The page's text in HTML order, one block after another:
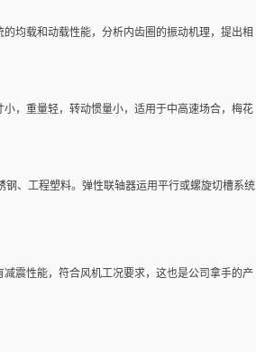
均载和动载性能，分析内齿圈的振动机理，提出相
小，重量轻，转动惯量小，适用于中高速场合，梅花
、工程塑料。 弹性联轴器运用平行或螺旋切槽系统
震性能，符合风机工况要求，这也是公司拿手的产